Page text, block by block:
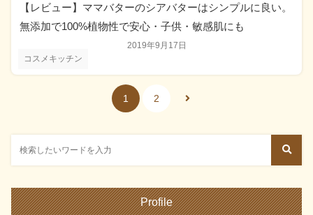
コスメキッチン
2019年9月17日
【レビュー】ママバターのシアバターはシンプルに良い。
無添加で100%植物性で安心・子供・敏感肌にも
1 2
Profile